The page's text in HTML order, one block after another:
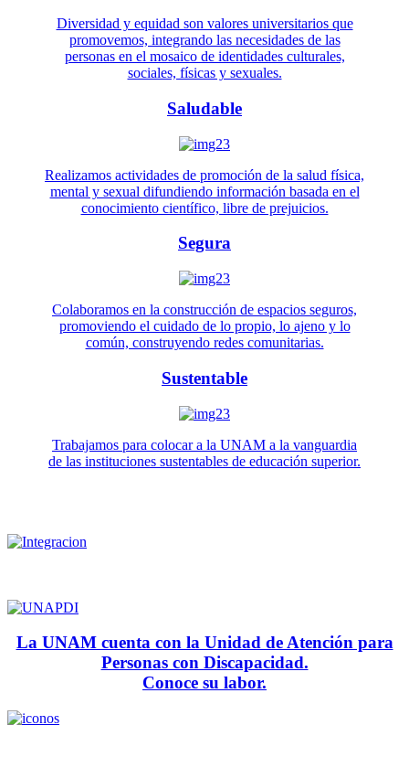
Diversidad y equidad son valores universitarios que
promovemos, integrando las necesidades de las
personas en el mosaico de identidades culturales,
sociales, físicas y sexuales.
Saludable
Realizamos actividades de promoción de la salud física,
mental y sexual difundiendo información basada en el
conocimiento científico, libre de prejuicios.
Segura
Colaboramos en la construcción de espacios seguros,
promoviendo el cuidado de lo propio, lo ajeno y lo
común, construyendo redes comunitarias.
Sustentable
Trabajamos para colocar a la UNAM a la vanguardia
de las instituciones sustentables de educación superior.
La UNAM cuenta con la Unidad de Atención para
Personas con Discapacidad.
Conoce su labor.